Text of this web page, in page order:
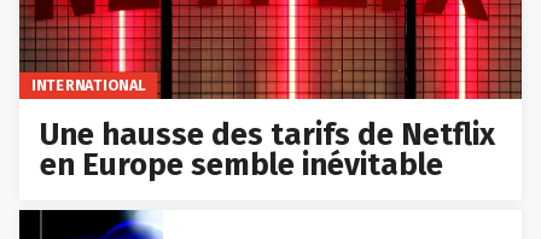
INTERNATIONAL
Une hausse des tarifs de Netflix
en Europe semble inévitable